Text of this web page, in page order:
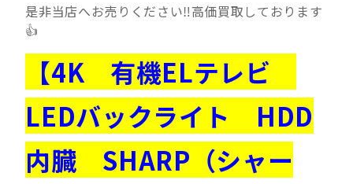
是非当店へお売りください‼高価買取しております
👍
【4K 有機ELテレビ
LEDバックライト HDD
内臓 SHARP（シャー